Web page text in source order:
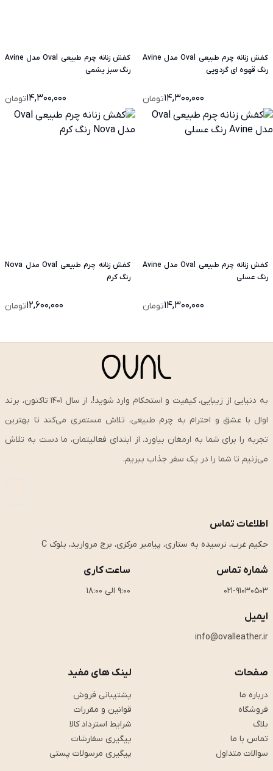
کفش زنانه چرم طبیعی Oval مدل Avine
رنگ قهوه ای گردویی
14,300,000تومان
کفش زنانه چرم طبیعی Oval مدل Avine
رنگ سبز یشمی
14,300,000تومان
کفش زنانه چرم طبیعی Oval مدل Avine
رنگ عسلی
14,300,000تومان
کفش زنانه چرم طبیعی Oval مدل Nova
رنگ کرم
12,600,000تومان
به دنیایی از زیبایی، کیفیت و استحکام وارد شوید!، از سال ۱۴۰۱ تاکنون، برند
اوال با عشق و احترام به چرم طبیعی، تلاش مستمری می‌کند تا بهترین
تجربه را برای شما به ارمغان بیاورد. از ابتدای فعالیتمان، ما دست به تلاش
می‌زنیم تا شما را در یک سفر جذاب ببریم.
اطلاعات تماس
حکیم غرب، نرسیده به ستاری، پیامبر مرکزی، برج مروارید، بلوک C
شماره تماس
021-91030503
ساعت کاری
9:00 الی 18:00
ایمیل
info@ovalleather.ir
صفحات
درباره ما
فروشگاه
بلاگ
تماس با ما
سوالات متداول
لینک های مفید
پشتیبانی فروش
قوانین و مقررات
شرایط استرداد کالا
پیگیری سفارشات
پیگیری مرسولات پستی